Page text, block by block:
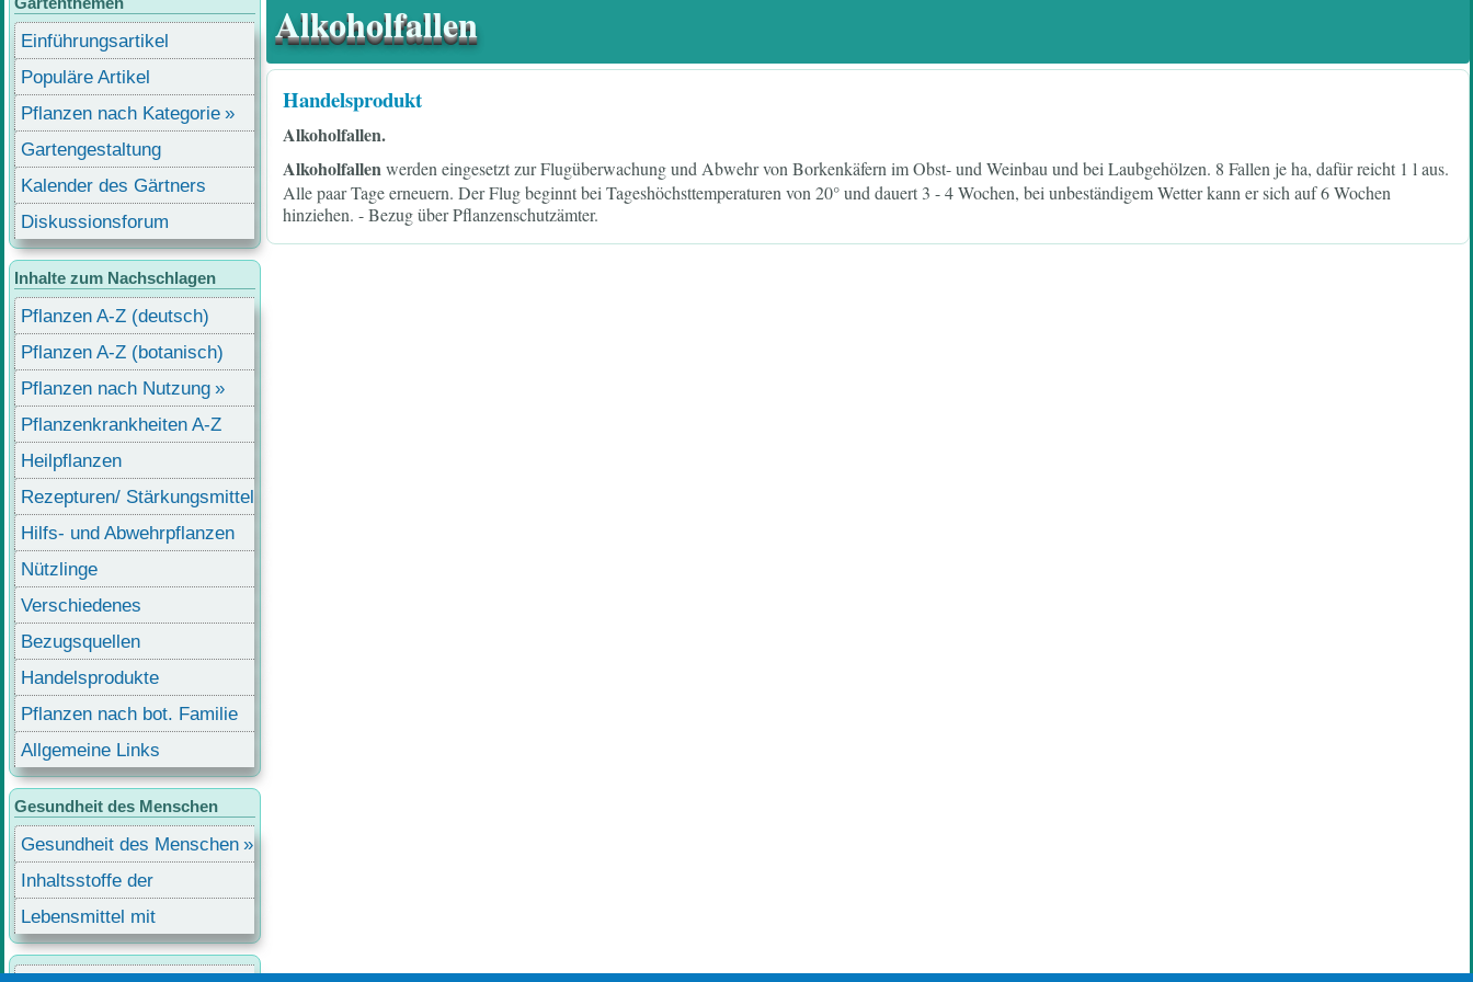
Alkoholfallen
Handelsprodukt
Alkoholfallen.
Alkoholfallenwerden eingesetzt zur Flugüberwachung und Abwehr von Borkenkäfern im Obst- und Weinbau und bei Laubgehölzen. 8 Fallen je ha, dafür reicht 1 l aus.
Alle paar Tage erneuern. Der Flug beginnt bei Tageshöchsttemperaturen von 20° und dauert 3 - 4 Wochen, bei unbeständigem Wetter kann er sich auf 6 Wochen
hinziehen. - Bezug über Pflanzenschutzämter.
Einführungsartikel
Populäre Artikel
Pflanzen nach Kategorie
Gartengestaltung
Kalender des Gärtners
Diskussionsforum
Inhalte zum Nachschlagen
Pflanzen A-Z (deutsch)
Pflanzen A-Z (botanisch)
Pflanzen nach Nutzung
Pflanzenkrankheiten A-Z
Heilpflanzen
Rezepturen/ Stärkungsmittel
Hilfs- und Abwehrpflanzen
Nützlinge
Verschiedenes
Bezugsquellen
Handelsprodukte
Pflanzen nach bot. Familie
Allgemeine Links
Gesundheit des Menschen
Gesundheit des Menschen
Inhaltsstoffe der
Lebensmittel
Lebensmittel mit
Inhaltsstoffen
Benutzermenü